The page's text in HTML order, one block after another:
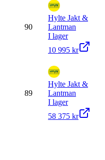
90
Hylte Jakt &
Lantman
I lager
10 995 kr
89
Hylte Jakt &
Lantman
I lager
58 375 kr